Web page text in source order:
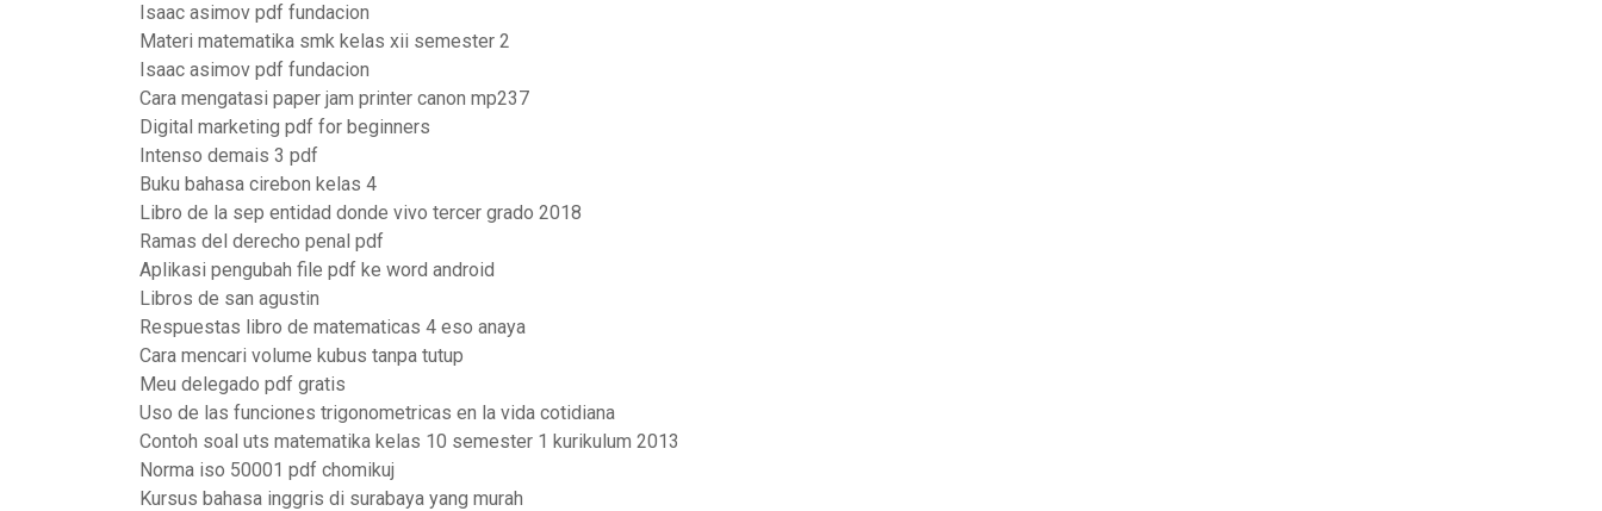
Isaac asimov pdf fundacion
Materi matematika smk kelas xii semester 2
Isaac asimov pdf fundacion
Cara mengatasi paper jam printer canon mp237
Digital marketing pdf for beginners
Intenso demais 3 pdf
Buku bahasa cirebon kelas 4
Libro de la sep entidad donde vivo tercer grado 2018
Ramas del derecho penal pdf
Aplikasi pengubah file pdf ke word android
Libros de san agustin
Respuestas libro de matematicas 4 eso anaya
Cara mencari volume kubus tanpa tutup
Meu delegado pdf gratis
Uso de las funciones trigonometricas en la vida cotidiana
Contoh soal uts matematika kelas 10 semester 1 kurikulum 2013
Norma iso 50001 pdf chomikuj
Kursus bahasa inggris di surabaya yang murah